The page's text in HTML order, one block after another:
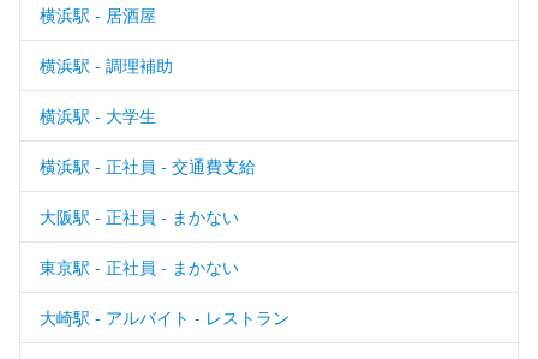
横浜駅 - 居酒屋
横浜駅 - 調理補助
横浜駅 - 大学生
横浜駅 - 正社員 - 交通費支給
大阪駅 - 正社員 - まかない
東京駅 - 正社員 - まかない
大崎駅 - アルバイト - レストラン